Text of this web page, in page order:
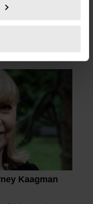
(fingerprinting)
advertenties te
media te bieden
Ook delen we
site met onze
en analyse. Deze
met andere
of die ze hebben
van hun services. U
u onze website blijft